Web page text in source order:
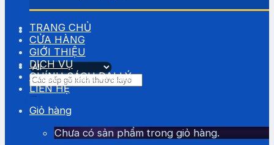
Tìm
kiếm:
TRANG CHỦ
CỬA HÀNG
GIỚI THIỆU
DỊCH VỤ
CHÍNH SÁCH ĐẠI LÝ
LIÊN HỆ
Giỏ hàng
Chưa có sản phẩm trong giỏ hàng.